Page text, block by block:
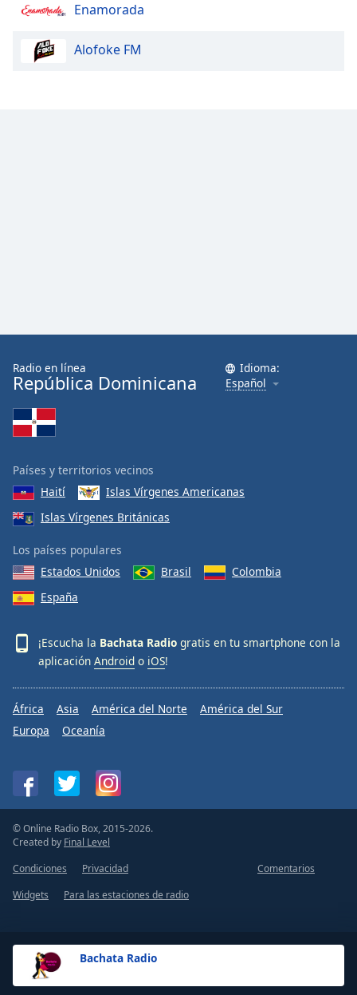
Bachata Radio
Enamorada
Alofoke FM
Radio en línea
República Dominicana
Idioma:
Español
Países y territorios vecinos
Haití
Islas Vírgenes Americanas
Islas Vírgenes Británicas
Los países populares
Estados Unidos
Brasil
Colombia
España
¡Escucha la Bachata Radio gratis en tu smartphone con la
aplicación Android o iOS!
África Asia América del Norte
América del Sur
Europa
Oceanía
© Online Radio Box, 2015-2026.
Created by Final Level
Condiciones
Privacidad
Comentarios
Widgets
Para las estaciones de radio